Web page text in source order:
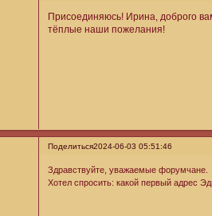
Присоединяюсь! Ирина, доброго
тёплые наши пожелания!
Поделиться2024-06-03 05:51:46
Здравствуйте, уважаемые форумчане.
Хотел спросить: какой первый адрес